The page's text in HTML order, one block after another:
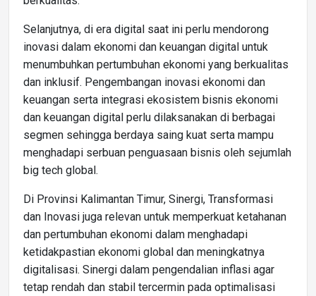
Selanjutnya, di era digital saat ini perlu mendorong
inovasi dalam ekonomi dan keuangan digital untuk
menumbuhkan pertumbuhan ekonomi yang berkualitas
dan inklusif. Pengembangan inovasi ekonomi dan
keuangan serta integrasi ekosistem bisnis ekonomi
dan keuangan digital perlu dilaksanakan di berbagai
segmen sehingga berdaya saing kuat serta mampu
menghadapi serbuan penguasaan bisnis oleh sejumlah
big tech global.
Di Provinsi Kalimantan Timur, Sinergi, Transformasi
dan Inovasi juga relevan untuk memperkuat ketahanan
dan pertumbuhan ekonomi dalam menghadapi
ketidakpastian ekonomi global dan meningkatnya
digitalisasi. Sinergi dalam pengendalian inflasi agar
tetap rendah dan stabil tercermin pada optimalisasi